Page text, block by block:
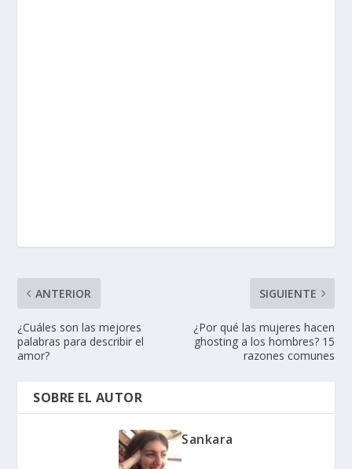
ANTERIOR
¿Cuáles son las mejores
palabras para describir el
amor?
SIGUIENTE
¿Por qué las mujeres hacen
ghosting a los hombres? 15
razones comunes
SOBRE EL AUTOR
Sankara